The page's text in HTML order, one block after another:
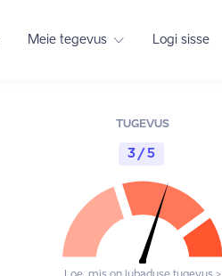
Meie tegevus Logi sisse
TUGEVUS
3 / 5